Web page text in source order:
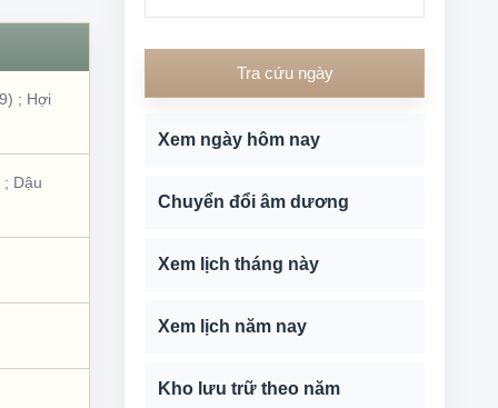
; Hợi
; Dậu
Tra cứu ngày
Xem ngày hôm nay
Chuyển đổi âm dương
Xem lịch tháng này
Xem lịch năm nay
Kho lưu trữ theo năm